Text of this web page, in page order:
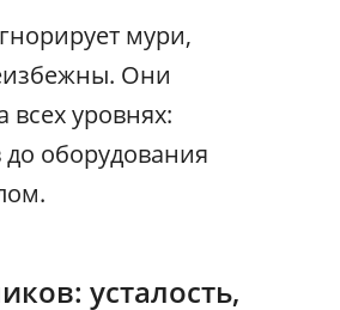
мури,
Они
всех уровнях:
до оборудования
усталость,